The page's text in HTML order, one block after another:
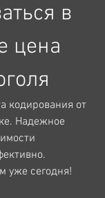
в
цена
кодирования от
Надежное
уже сегодня!